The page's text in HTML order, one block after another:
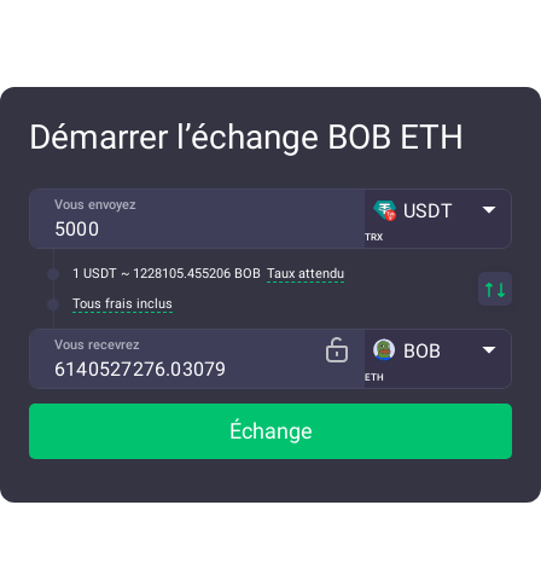
Démarrer l’échange BOB ETH
Vous envoyez
TRX
USDT
1 USDT ~ 1228105.455206 BOB Taux attendu
Tous frais inclus
Vous recevrez
ETH
BOB
Échange